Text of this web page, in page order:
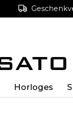
Horloges